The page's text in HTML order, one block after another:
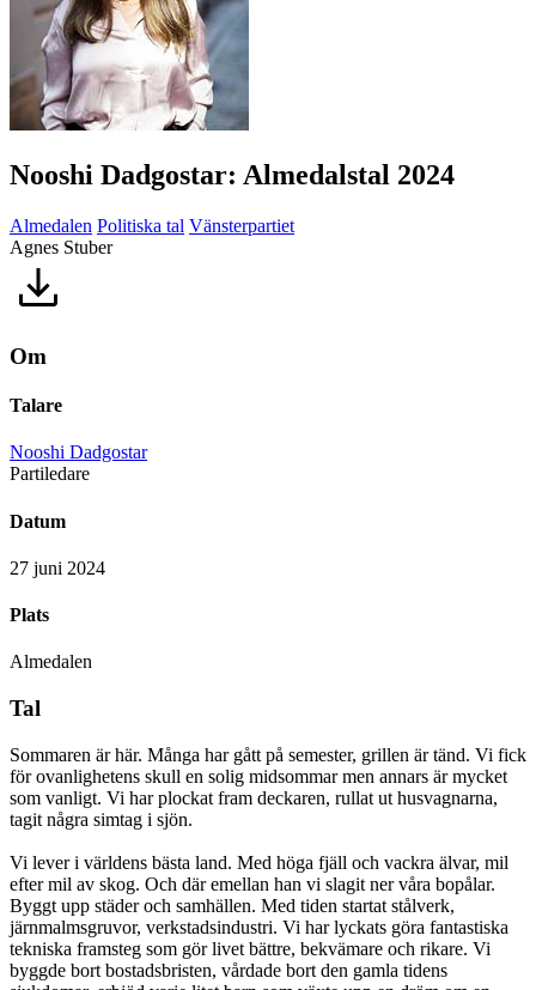
Nooshi Dadgostar: Almedalstal 2024
Almedalen Politiska tal Vänsterpartiet
Agnes Stuber
Om
Talare
Nooshi Dadgostar
Partiledare
Datum
27 juni 2024
Plats
Almedalen
Tal
Sommaren är här. Många har gått på semester, grillen är tänd. Vi fick
för ovanlighetens skull en solig midsommar men annars är mycket
som vanligt. Vi har plockat fram deckaren, rullat ut husvagnarna,
tagit några simtag i sjön.
Vi lever i världens bästa land. Med höga fjäll och vackra älvar, mil
efter mil av skog. Och där emellan han vi slagit ner våra bopålar.
Byggt upp städer och samhällen. Med tiden startat stålverk,
järnmalmsgruvor, verkstadsindustri. Vi har lyckats göra fantastiska
tekniska framsteg som gör livet bättre, bekvämare och rikare. Vi
byggde bort bostadsbristen, vårdade bort den gamla tidens